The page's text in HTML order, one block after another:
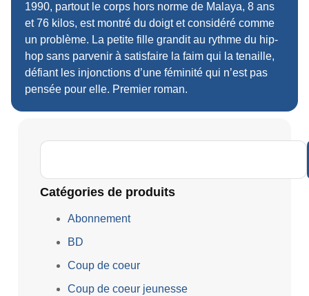
1990, partout le corps hors norme de Malaya, 8 ans
et 76 kilos, est montré du doigt et considéré comme
un problème. La petite fille grandit au rythme du hip-
hop sans parvenir à satisfaire la faim qui la tenaille,
défiant les injonctions d’une féminité qui n’est pas
pensée pour elle. Premier roman.
Catégories de produits
Abonnement
BD
Coup de coeur
Coup de coeur jeunesse